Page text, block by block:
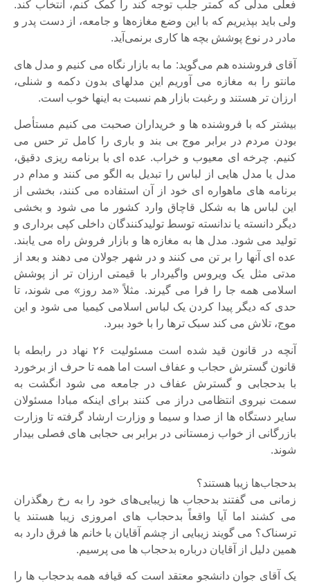
فعلی مدلی که کمتر جلب توجه کند را کمک کنم، انتخاب کند.
ولی باید بپذیریم که با این وضع مغازه‌ها و جامعه، از دست پدر و
مادر در نوع پوشش بچه ها کاری برنمی‌آید.
آقای فروشنده هم می‌گوید: ما به بازار نگاه می کنیم و مدل های
مانتو را به مغازه می آوریم این مدلهای بدون دکمه و شنلی،
ارزان تر هستند و رغبت بازار هم نسبت به اینها خوب است.
بیشتر که با فروشنده ها و خریداران صحبت می کنیم مستأصل
بودن مردم در برابر موج بی بند و باری را کامل تر حس می
کنیم. چرخه ای معیوب و خراب. عده ای با برنامه ریزی دقیق،
مدل یا مدل هایی از لباس را تبدیل به الگو می کنند و مدام در
برنامه های ماهواره ای خود از آن استفاده می کنند، بخشی از
این لباس ها به شکل قاچاق وارد کشور ما می شود و بخشی
دیگر دانسته یا ندانسته توسط تولیدکنندگان داخلی کپی برداری و
تولید می شود. مدل ها به مغازه ها و بازار فروش راه می یابند.
عده ای آنها را بر تن می کنند و در شهر جولان می دهند و بعد از
مدتی مثل یک ویروس واگیردار با قیمتی ارزان تر از پوشش
اسلامی همه جا را فرا می گیرند. مثلاً «مد روز» می شوند، تا
حدی که دیگر پیدا کردن یک لباس اسلامی کیمیا می شود و این
موج، تلاش می کند سبک ترها را با خود ببرد.
آنچه در قانون قید شده است مسئولیت ۲۶ نهاد در رابطه با
قانون گسترش حجاب و عفاف است اما همه تا حرف از برخورد
با بدحجابی و گسترش عفاف در جامعه می شود انگشت به
سمت نیروی انتظامی دراز می کنند برای اینکه مبادا مسئولان
سایر دستگاه ها از صدا و سیما و وزارت ارشاد گرفته تا وزارت
بازرگانی از خواب زمستانی در برابر بی حجابی های فصلی بیدار
شوند.
بدحجاب‌ها زیبا هستند؟
زمانی می گفتند بدحجاب ها زیبایی‌های خود را به رخ رهگذران
می کشند اما آیا واقعاً بدحجاب های امروزی زیبا هستند یا
ترسناک؟ می گویند زیبایی از چشم آقایان با خانم ها فرق دارد به
همین دلیل از آقایان درباره بدحجاب ها می پرسیم.
یک آقای جوان دانشجو معتقد است که قیافه همه بدحجاب ها را